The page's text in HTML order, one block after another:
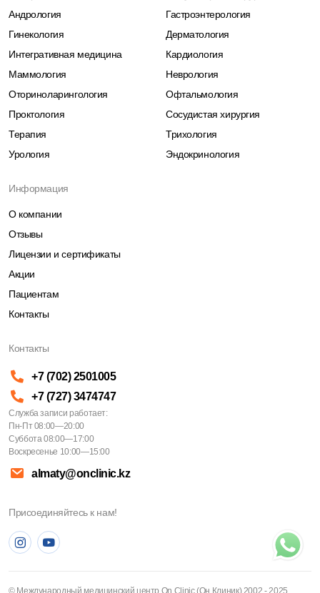
Андрология
Гастроэнтерология
Гинекология
Дерматология
Интегративная медицина
Кардиология
Маммология
Неврология
Оториноларингология
Офтальмология
Проктология
Сосудистая хирургия
Терапия
Трихология
Урология
Эндокринология
Информация
О компании
Отзывы
Лицензии и сертификаты
Акции
Пациентам
Контакты
Контакты
+7 (702) 2501005
+7 (727) 3474747
Служба записи работает:
Пн-Пт 08:00—20:00
Суббота 08:00—17:00
Воскресенье 10:00—15:00
almaty@onclinic.kz
Присоединяйтесь к нам!
© Международный медицинский центр On Clinic (Он Клиник) 2002 - 2025